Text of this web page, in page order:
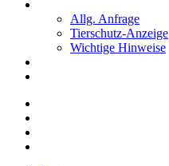
Allg. Anfrage
Tierschutz-Anzeige
Wichtige Hinweise